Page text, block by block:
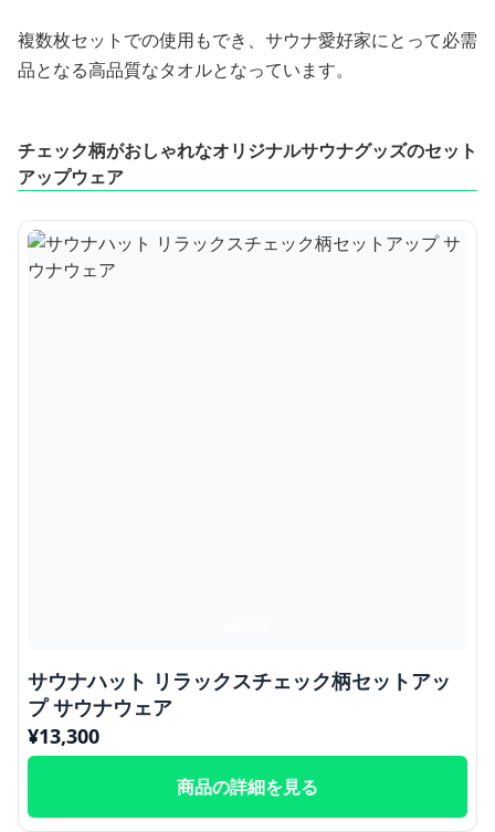
複数枚セットでの使用もでき、サウナ愛好家にとって必需
品となる高品質なタオルとなっています。
チェック柄がおしゃれなオリジナルサウナグッズのセット
アップウェア
サウナハット リラックスチェック柄セットアッ
プ サウナウェア
¥13,300
商品の詳細を見る